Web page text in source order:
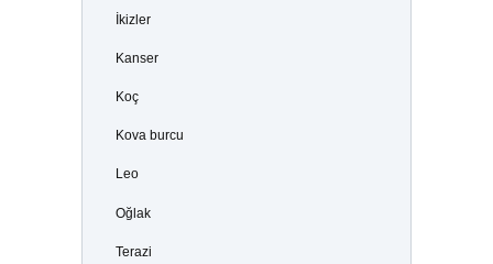
İkizler
Kanser
Koç
Kova burcu
Leo
Oğlak
Terazi